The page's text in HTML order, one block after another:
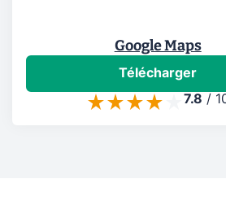
Google Maps
Télécharger
7.8 /